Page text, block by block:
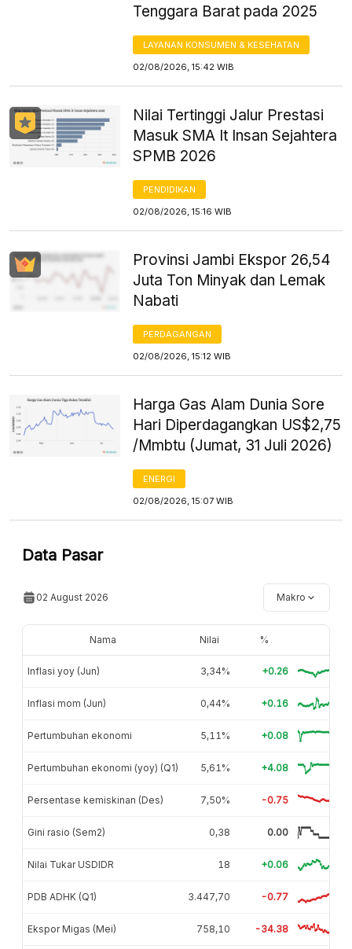
Tenggara Barat pada 2025
LAYANAN KONSUMEN & KESEHATAN
02/08/2026, 15:42 WIB
Nilai Tertinggi Jalur Prestasi
Masuk SMA It Insan Sejahtera
SPMB 2026
PENDIDIKAN
02/08/2026, 15:16 WIB
Provinsi Jambi Ekspor 26,54
Juta Ton Minyak dan Lemak
Nabati
PERDAGANGAN
02/08/2026, 15:12 WIB
Harga Gas Alam Dunia Sore
Hari Diperdagangkan US$2,75
/Mmbtu (Jumat, 31 Juli 2026)
ENERGI
02/08/2026, 15:07 WIB
Data Pasar
02 August 2026 Makro
Nama Nilai %
Inflasi yoy (Jun) 3,34% +0.26
Inflasi mom (Jun) 0,44% +0.16
Pertumbuhan ekonomi 5,11% +0.08
Pertumbuhan ekonomi (yoy) (Q1) 5,61% +4.08
Persentase kemiskinan (Des) 7,50% -0.75
Gini rasio (Sem2) 0,38 0.00
Nilai Tukar USDIDR 18 +0.06
PDB ADHK (Q1) 3.447,70 -0.77
Ekspor Migas (Mei) 758,10 -34.38